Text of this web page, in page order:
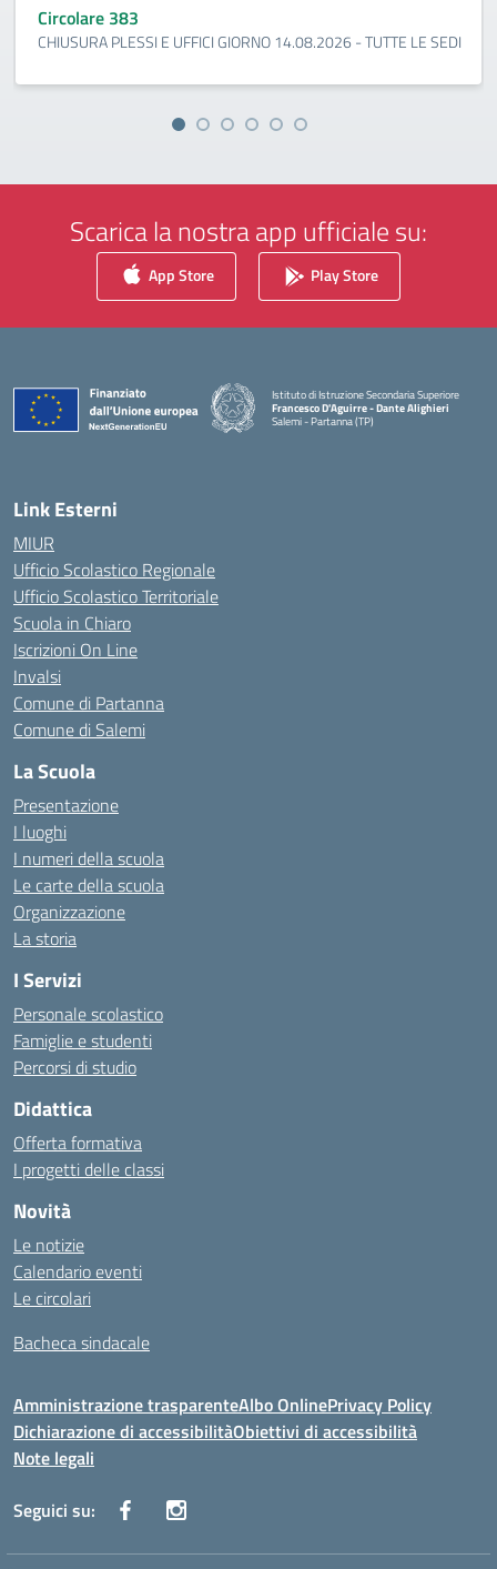
Circolare 383
CHIUSURA PLESSI E UFFICI GIORNO 14.08.2026 - TUTTE LE SEDI
Scarica la nostra app ufficiale su:
App Store Play Store
Istituto di Istruzione Secondaria Superiore
Francesco D'Aguirre - Dante Alighieri
Salemi - Partanna (TP)
Link Esterni
MIUR
Ufficio Scolastico Regionale
Ufficio Scolastico Territoriale
Scuola in Chiaro
Iscrizioni On Line
Invalsi
Comune di Partanna
Comune di Salemi
La Scuola
Presentazione
I luoghi
I numeri della scuola
Le carte della scuola
Organizzazione
La storia
I Servizi
Personale scolastico
Famiglie e studenti
Percorsi di studio
Didattica
Offerta formativa
I progetti delle classi
Novità
Le notizie
Calendario eventi
Le circolari
Bacheca sindacale
Amministrazione trasparenteAlbo OnlinePrivacy Policy
Dichiarazione di accessibilitàObiettivi di accessibilità
Note legali
Seguici su: